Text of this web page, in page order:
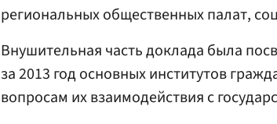
региональных общественных палат,
Внушительная часть доклада была
за 2013 год основных институтов
вопросам их взаимодействия с